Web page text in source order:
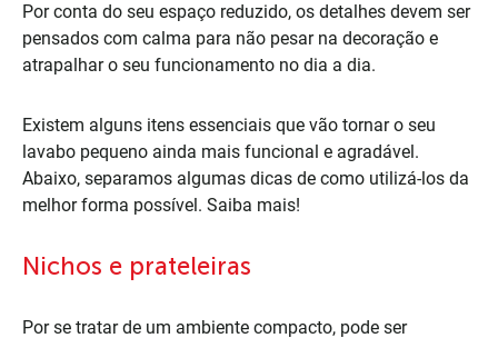
Por conta do seu espaço reduzido, os detalhes devem ser
pensados com calma para não pesar na decoração e
atrapalhar o seu funcionamento no dia a dia.
Existem alguns itens essenciais que vão tornar o seu
lavabo pequeno ainda mais funcional e agradável.
Abaixo, separamos algumas dicas de como utilizá-los da
melhor forma possível. Saiba mais!
Nichos e prateleiras
Por se tratar de um ambiente compacto, pode ser